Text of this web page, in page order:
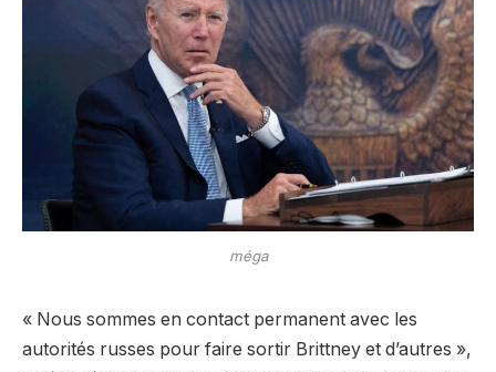
méga
« Nous sommes en contact permanent avec les
autorités russes pour faire sortir Brittney et d’autres »,